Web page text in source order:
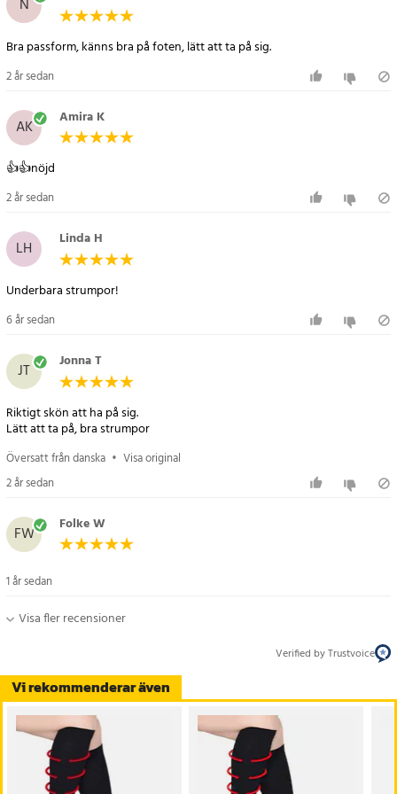
- Storlek: S/M
- Material: kopparfiber, nylon, spandex
- Funktion: kompression, minskad svullnad, förbättrad
blodcirkulation
Artikelnummer
Vi rekommenderar även
N
Bra passform, känns bra på foten, lätt att ta på sig.
2 år sedan
AK Amira K
👍👍nöjd
2 år sedan
LH Linda H
Underbara strumpor!
6 år sedan
JT Jonna T
Riktigt skön att ha på sig.
Lätt att ta på, bra strumpor
Översatt från danska • Visa original
2 år sedan
FW Folke W
1 år sedan
Visa fler recensioner
Verified by Trustvoice